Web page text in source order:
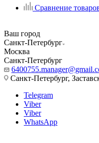
Сравнение
Ваш город
Санкт-Петербург
Москва
Санкт-Петербург
Санкт-Петербург,
Telegram
Viber
Viber
WhatsApp